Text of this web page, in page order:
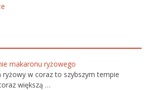
makaronu ryżowego
ryżowy w coraz to szybszym tempie
większą …